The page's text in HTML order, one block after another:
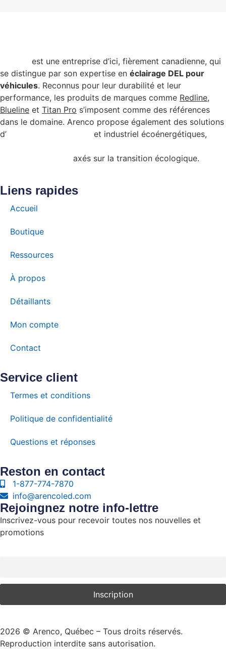
est une entreprise d’ici, fièrement canadienne, qui
se distingue par son expertise en éclairage DEL pour
véhicules. Reconnus pour leur durabilité et leur
performance, les produits de marques comme Redline,
Blueline et Titan Pro s’imposent comme des références
dans le domaine. Arenco propose également des solutions
d’
et industriel écoénergétiques,
axés sur la transition écologique.
Liens rapides
Accueil
Boutique
Ressources
À propos
Détaillants
Mon compte
Contact
Service client
Termes et conditions
Politique de confidentialité
Questions et réponses
Reston en contact
1-877-774-7870
info@arencoled.com
Rejoingnez notre info-lettre
Inscrivez-vous pour recevoir toutes nos nouvelles et
promotions
2026 © Arenco, Québec – Tous droits réservés.
Reproduction interdite sans autorisation.